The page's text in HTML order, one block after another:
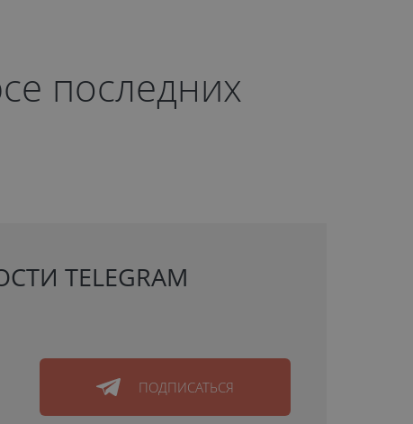
последних
TELEGRAM
ПОДПИСАТЬСЯ